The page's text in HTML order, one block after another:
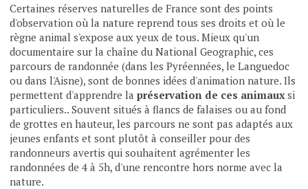
Certaines réserves naturelles de France sont des points
d'observation où la nature reprend tous ses droits et où le
règne animal s'expose aux yeux de tous. Mieux qu'un
documentaire sur la chaîne du National Geographic, ces
parcours de randonnée (dans les Pyréennées, le Languedoc
ou dans l'Aisne), sont de bonnes idées d'animation nature. Ils
permettent d'apprendre lapréservation de ces animaux si
particuliers.. Souvent situés à flancs de falaises ou au fond
de grottes en hauteur, les parcours ne sont pas adaptés aux
jeunes enfants et sont plutôt à conseiller pour des
randonneurs avertis qui souhaitent agrémenter les
randonnées de 4 à 5h, d'une rencontre hors norme avec la
nature.